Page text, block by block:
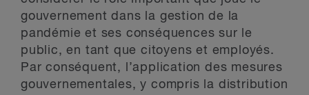
gouvernement dans la gestion de la
pandémie et ses conséquences sur le
public, en tant que citoyens et employés.
Par conséquent, l’application des mesures
gouvernementales, y compris la distribution